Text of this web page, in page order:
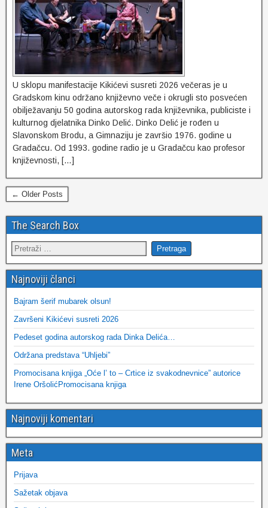
U sklopu manifestacije Kikićevi susreti 2026 večeras je u
Gradskom kinu održano književno veče i okrugli sto posvećen
obilježavanju 50 godina autorskog rada književnika, publiciste i
kulturnog djelatnika Dinko Delić. Dinko Delić je rođen u
Slavonskom Brodu, a Gimnaziju je završio 1976. godine u
Gradačcu. Od 1993. godine radio je u Gradačcu kao profesor
književnosti, […]
← Older Posts
The Search Box
Najnoviji članci
Bajram šerif mubarek olsun!
Završeni Kikićevi susreti 2026
Pedeset godina autorskog rada Dinka Delića…
Održana predstava “Uhljebi”
Promocisana knjiga „Oće l’ to – Crtice iz svakodnevnice” autorice
Irene OršolićPromocisana knjiga
Najnoviji komentari
Meta
Prijava
Sažetak objava